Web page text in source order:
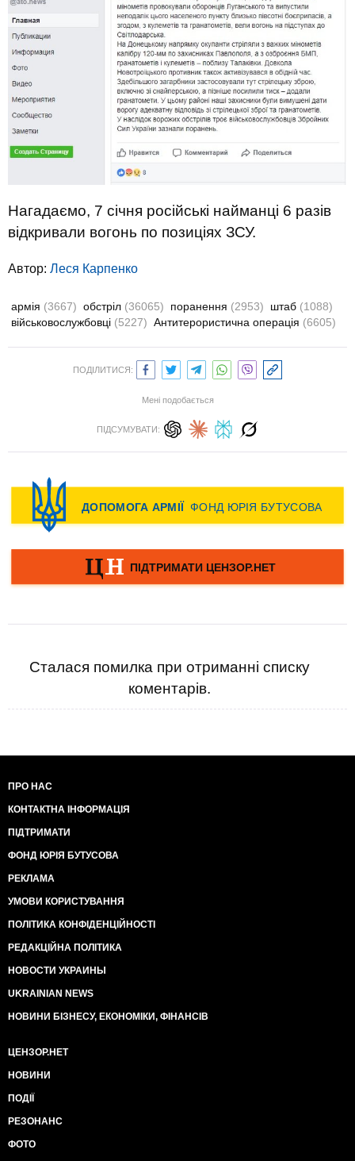
Нагадаємо, 7 січня російські найманці 6 разів
відкривали вогонь по позиціях ЗСУ.
Автор: Леся Карпенко
армія (3667) обстріл (36065) поранення (2953) штаб (1088)
військовослужбовці (5227) Антитерористична операція (6605)
ПОДІЛИТИСЯ:
Мені подобається
ПІДСУМУВАТИ:
Сталася помилка при отриманні списку
коментарів.
ПРО НАС
КОНТАКТНА ІНФОРМАЦІЯ
ПІДТРИМАТИ
ФОНД ЮРІЯ БУТУСОВА
РЕКЛАМА
УМОВИ КОРИСТУВАННЯ
ПОЛІТИКА КОНФІДЕНЦІЙНОСТІ
РЕДАКЦІЙНА ПОЛІТИКА
НОВОСТИ УКРАИНЫ
UKRAINIAN NEWS
НОВИНИ БІЗНЕСУ, ЕКОНОМІКИ, ФІНАНСІВ
ЦЕНЗОР.НЕТ
НОВИНИ
ПОДІЇ
РЕЗОНАНС
ФОТО